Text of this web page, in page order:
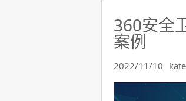
360安全
案例
2022/11/10 kate